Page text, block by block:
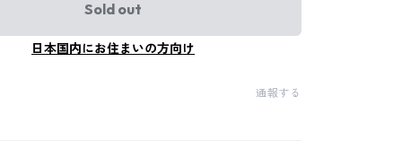
Sold out
日本国内にお住まいの方向け
通報する